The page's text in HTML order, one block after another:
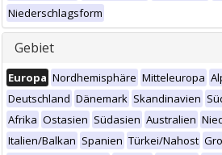
Niederschlagsform
Gebiet
Europa Nordhemisphäre Mitteleuropa
Deutschland Dänemark Skandinavien
Afrika Ostasien Südasien Australien
Italien/Balkan Spanien Türkei/Nahost